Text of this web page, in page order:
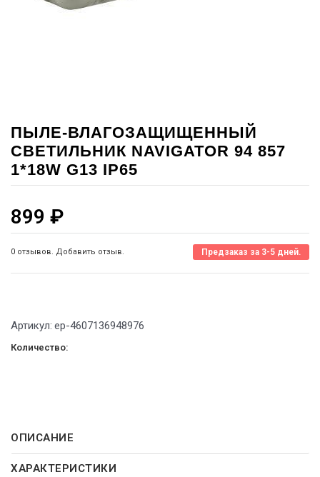
ПЫЛЕ-ВЛАГОЗАЩИЩЕННЫЙ
СВЕТИЛЬНИК NAVIGATOR 94 857
1*18W G13 IP65
899 ₽
0 отзывов. Добавить отзыв. Предзаказ за 3-5 дней.
Артикул: ep-4607136948976
Количество:
ОПИСАНИЕ
ХАРАКТЕРИСТИКИ